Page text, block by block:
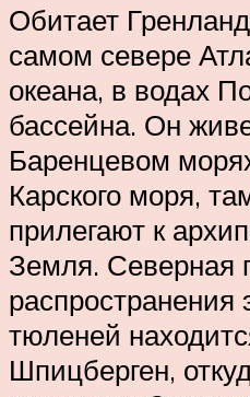
Обитает
самом севере
океана, в водах
бассейна. Он
Баренцевом
Карского моря,
прилегают к
Земля. Северная
распространения
тюленей
Шпицберген,